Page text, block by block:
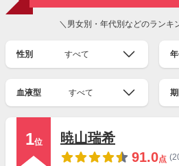
＼男女別・年代別などのランキ
性別 すべて
血液型 すべて
1位
暁山瑞希
91.0点